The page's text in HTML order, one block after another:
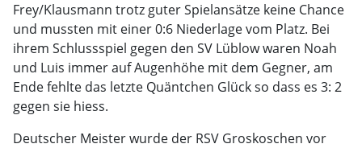
Frey/Klausmann trotz guter Spielansätze keine Chance
und mussten mit einer 0:6 Niederlage vom Platz. Bei
ihrem Schlussspiel gegen den SV Lüblow waren Noah
und Luis immer auf Augenhöhe mit dem Gegner, am
Ende fehlte das letzte Quäntchen Glück so dass es 3: 2
gegen sie hiess.
Deutscher Meister wurde der RSV Groskoschen vor